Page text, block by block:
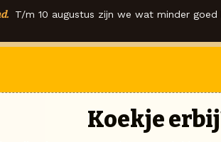
T/m 10 augustus zijn we wat minder
Koekje